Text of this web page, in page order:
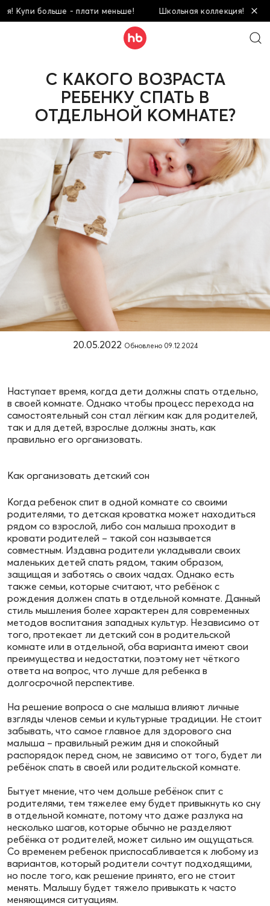
- плати меньше! Школьная коллекция! Купи больше -
С КАКОГО ВОЗРАСТА
РЕБЕНКУ СПАТЬ В
ОТДЕЛЬНОЙ КОМНАТЕ?
20.05.2022 Обновлено 09.12.2024
Наступает время, когда дети должны спать отдельно,
в своей комнате. Однако чтобы процесс перехода на
самостоятельный сон стал лёгким как для родителей,
так и для детей, взрослые должны знать, как
правильно его организовать.
Как организовать детский сон
Когда ребенок спит в одной комнате со своими
родителями, то детская кроватка может находиться
рядом со взрослой, либо сон малыша проходит в
кровати родителей – такой сон называется
совместным. Издавна родители укладывали своих
маленьких детей спать рядом, таким образом,
защищая и заботясь о своих чадах. Однако есть
также семьи, которые считают, что ребёнок с
рождения должен спать в отдельной комнате. Данный
стиль мышления более характерен для современных
методов воспитания западных культур. Независимо от
того, протекает ли детский сон в родительской
комнате или в отдельной, оба варианта имеют свои
преимущества и недостатки, поэтому нет чёткого
ответа на вопрос, что лучше для ребенка в
долгосрочной перспективе.
На решение вопроса о сне малыша влияют личные
взгляды членов семьи и культурные традиции. Не стоит
забывать, что самое главное для здорового сна
малыша – правильный режим дня и спокойный
распорядок перед сном, не зависимо от того, будет ли
ребёнок спать в своей или родительской комнате.
Бытует мнение, что чем дольше ребёнок спит с
родителями, тем тяжелее ему будет привыкнуть ко сну
в отдельной комнате, потому что даже разлука на
несколько шагов, которые обычно не разделяют
ребёнка от родителей, может сильно им ощущаться.
Со временем ребенок приспосабливается к любому из
вариантов, который родители сочтут подходящими,
но после того, как решение принято, его не стоит
менять. Малышу будет тяжело привыкать к часто
меняющимся ситуациям.